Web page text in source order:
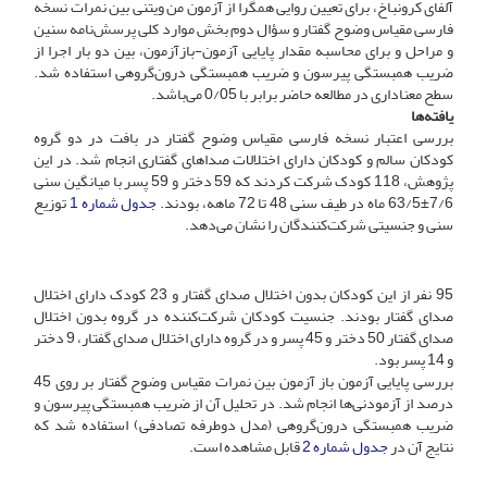
آلفای کرونباخ، برای تعیین روایی همگرا از آزمون من ویتنی بین نمرات نسخه
فارسی مقیاس وضوح گفتار و سؤال دوم بخش موارد کلی پرسش‌نامه سنین
و مراحل و برای محاسبه مقدار پایایی آزمون-بازآزمون، بین دو بار اجرا از
ضریب همبستگی پیرسون و ضریب همبستگی درون‌گروهی استفاده شد.
سطح معناداری در مطالعه حاضر برابر با 0/05 می‌باشد.
یافته‌ها
بررسی اعتبار نسخه فارسی مقیاس وضوح گفتار در بافت در دو گروه
کودکان سالم و کودکان دارای اختلالات صداهای گفتاری انجام شد. در این
پژوهش، 118 کودک شرکت کردند که 59 دختر و 59 پسر با میانگین سنی
7/6±63/5 ماه در طیف سنی 48 تا 72 ماهه، بودند. جدول شماره 1 توزیع
سنی و جنسیتی شرکت‌کنندگان را نشان می‌دهد.
95 نفر از این کودکان بدون اختلال صدای گفتار و 23 کودک دارای اختلال
صدای گفتار بودند. جنسیت کودکان شرکت‌کننده در گروه بدون اختلال
صدای گفتار 50 دختر و 45 پسر و در گروه دارای اختلال صدای گفتار، 9 دختر
و 14 پسر بود.
بررسی پایایی آزمون باز آزمون بین نمرات مقیاس وضوح گفتار بر روی 45
درصد از آزمودنی‌ها انجام شد. در تحلیل آن از ضریب همبستگی پیرسون و
ضریب همبستگی درون‌گروهی (مدل دوطرفه تصادفی) استفاده شد که
نتایج آن درجدول شماره 2 قابل مشاهده است.